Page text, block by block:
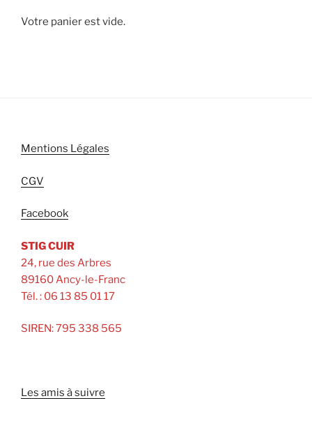
Votre panier est vide.
Mentions Légales
CGV
Facebook
STIG CUIR
24, rue des Arbres
89160 Ancy-le-Franc
Tél. : 06 13 85 01 17
SIREN: 795 338 565
Les amis à suivre